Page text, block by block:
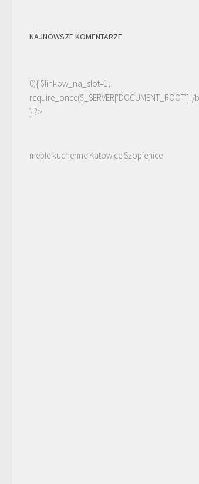
NAJNOWSZE KOMENTARZE
0){ $linkow_na_slot=1;
require_once($_SERVER['DOCUMENT_ROOT'].'/
} ?>
meble kuchenne Katowice Szopienice